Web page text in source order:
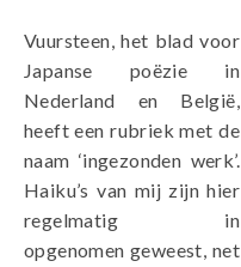
Vuursteen, het blad voor
Japanse poëzie in
Nederland en België,
heeft een rubriek met de
naam ‘ingezonden werk’.
Haiku’s van mij zijn hier
regelmatig in
opgenomen geweest, net